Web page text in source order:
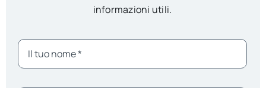
informazioni utili.